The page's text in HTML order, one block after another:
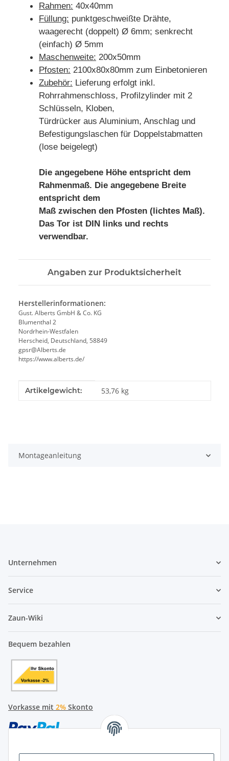
Rahmen: 40x40mm
Füllung: punktgeschweißte Drähte,
waagerecht (doppelt) Ø 6mm; senkrecht
(einfach) Ø 5mm
Maschenweite: 200x50mm
Pfosten: 2100x80x80mm zum Einbetonieren
Zubehör: Lieferung erfolgt inkl.
Rohrrahmenschloss, Profilzylinder mit 2
Schlüsseln, Kloben,
Türdrücker aus Aluminium, Anschlag und
Befestigungslaschen für Doppelstabmatten
(lose beigelegt)
Die angegebene Höhe entspricht dem
Rahmenmaß. Die angegebene Breite
entspricht dem
Maß zwischen den Pfosten (lichtes Maß).
Das Tor ist DIN links und rechts
verwendbar.
Angaben zur Produktsicherheit
Herstellerinformationen:
Gust. Alberts GmbH & Co. KG
Blumenthal 2
Nordrhein-Westfalen
Herscheid, Deutschland, 58849
gpsr@Alberts.de
https://www.alberts.de/
Produkteigenschaft
Wert
Artikelgewicht: 53,76 kg
Montageanleitung
Unternehmen
Service
Zaun-Wiki
Bequem bezahlen
Vorkasse mit 2% Skonto